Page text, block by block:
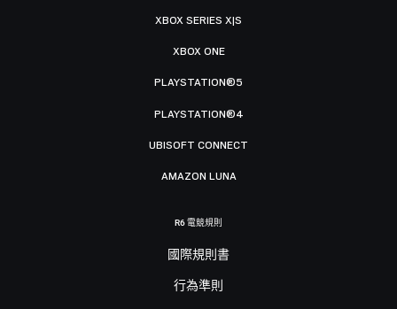
XBOX SERIES X|S
XBOX ONE
PLAYSTATION®5
PLAYSTATION®4
UBISOFT CONNECT
AMAZON LUNA
R6 電競規則
國際規則書
行為準則